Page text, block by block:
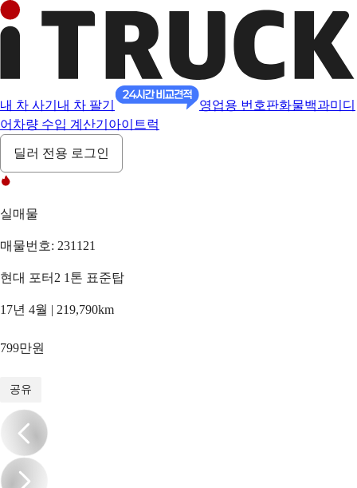
내 차 사기 내 차 팔기 영업용 번호판화물백과미디
어 차량 수입 계산기 아이트럭
딜러 전용 로그인
실매물
매물번호: 231121
현대 포터2 1톤 표준탑
17년 4월 | 219,790km
799만원
공유
/18